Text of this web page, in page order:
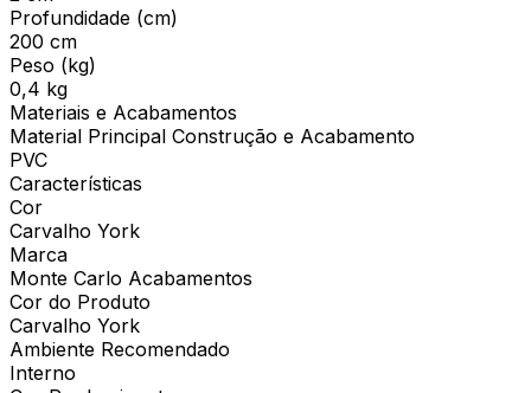
Profundidade (cm)
200 cm
Peso (kg)
0,4 kg
Materiais e Acabamentos
Material Principal Construção e Acabamento
PVC
Características
Cor
Carvalho York
Marca
Monte Carlo Acabamentos
Cor do Produto
Carvalho York
Ambiente Recomendado
Interno